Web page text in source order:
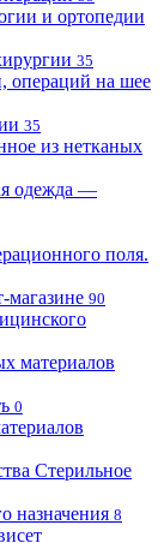
и ортопедии
35
операций на шее
35
из нетканых
одежда —
поля.
магазине 90
материалов
0
Стерильное
назначения 8